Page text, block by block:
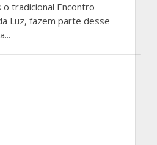
tradicional Encontro
Luz, fazem parte desse